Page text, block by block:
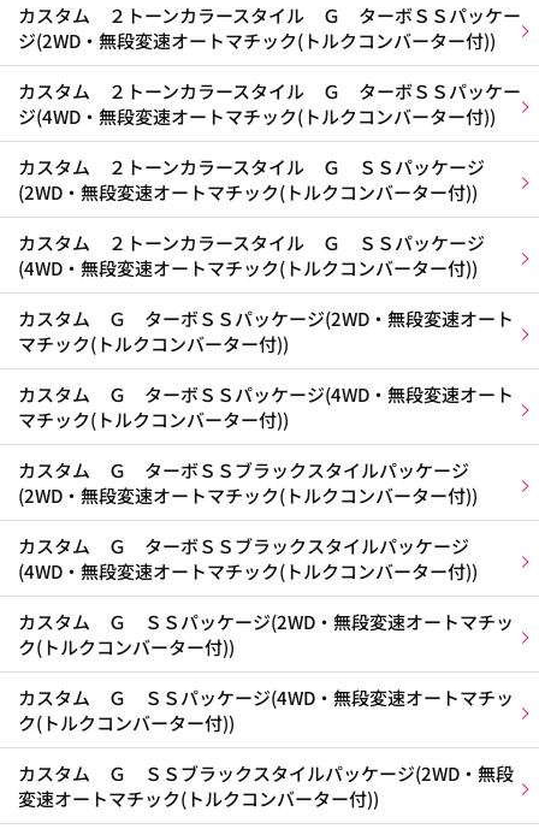
カスタム ２トーンカラースタイル Ｇ ターボＳＳパッケー
ジ(2WD・無段変速オートマチック(トルクコンバーター付))
カスタム ２トーンカラースタイル Ｇ ターボＳＳパッケー
ジ(4WD・無段変速オートマチック(トルクコンバーター付))
カスタム ２トーンカラースタイル Ｇ ＳＳパッケージ
(2WD・無段変速オートマチック(トルクコンバーター付))
カスタム ２トーンカラースタイル Ｇ ＳＳパッケージ
(4WD・無段変速オートマチック(トルクコンバーター付))
カスタム Ｇ ターボＳＳパッケージ(2WD・無段変速オート
マチック(トルクコンバーター付))
カスタム Ｇ ターボＳＳパッケージ(4WD・無段変速オート
マチック(トルクコンバーター付))
カスタム Ｇ ターボＳＳブラックスタイルパッケージ
(2WD・無段変速オートマチック(トルクコンバーター付))
カスタム Ｇ ターボＳＳブラックスタイルパッケージ
(4WD・無段変速オートマチック(トルクコンバーター付))
カスタム Ｇ ＳＳパッケージ(2WD・無段変速オートマチッ
ク(トルクコンバーター付))
カスタム Ｇ ＳＳパッケージ(4WD・無段変速オートマチッ
ク(トルクコンバーター付))
カスタム Ｇ ＳＳブラックスタイルパッケージ(2WD・無段
変速オートマチック(トルクコンバーター付))